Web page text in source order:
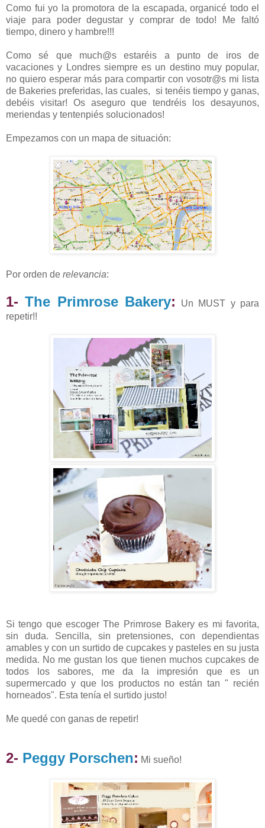
Como fui yo la promotora de la escapada, organicé todo el
viaje para poder degustar y comprar de todo! Me faltó
tiempo, dinero y hambre!!!
Como sé que much@s estaréis a punto de iros de
vacaciones y Londres siempre es un destino muy popular,
no quiero esperar más para compartir con vosotr@s mi lista
de Bakeries preferidas, las cuales, si tenéis tiempo y ganas,
debéis visitar! Os aseguro que tendréis los desayunos,
meriendas y tentenpiés solucionados!
Empezamos con un mapa de situación:
Por orden de relevancia:
1-The Primrose Bakery:
Un MUST y para
repetir!!
Si tengo que escoger The Primrose Bakery es mi favorita,
sin duda. Sencilla, sin pretensiones, con dependientas
amables y con un surtido de cupcakes y pasteles en su justa
medida. No me gustan los que tienen muchos cupcakes de
todos los sabores, me da la impresión que es un
supermercado y que los productos no están tan " recién
horneados". Esta tenía el surtido justo!
Me quedé con ganas de repetir!
2- Peggy Porschen: Mi sueño!